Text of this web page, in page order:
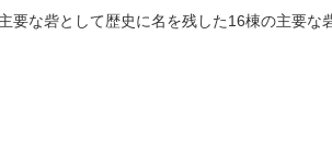
要な砦として歴史に名を残した16棟の主要な